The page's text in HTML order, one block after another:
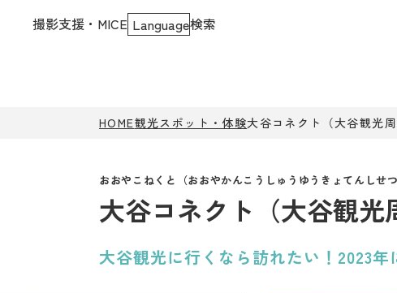
撮影支援・MICE Language検索
HOME観光スポット・体験大谷コネクト（大谷観光周
大谷コネクト（大谷観光
大谷観光に行くなら訪れたい！2023